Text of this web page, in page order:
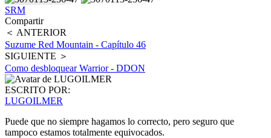
SRM
Compartir
＜ ANTERIOR
Suzume Red Mountain - Capítulo 46
SIGUIENTE ＞
Como desbloquear Warrior - DDON
ESCRITO POR:
LUGOILMER
Puede que no siempre hagamos lo correcto, pero seguro que
tampoco estamos totalmente equivocados.